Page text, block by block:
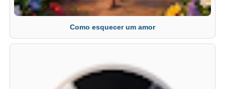
Como esquecer um amor